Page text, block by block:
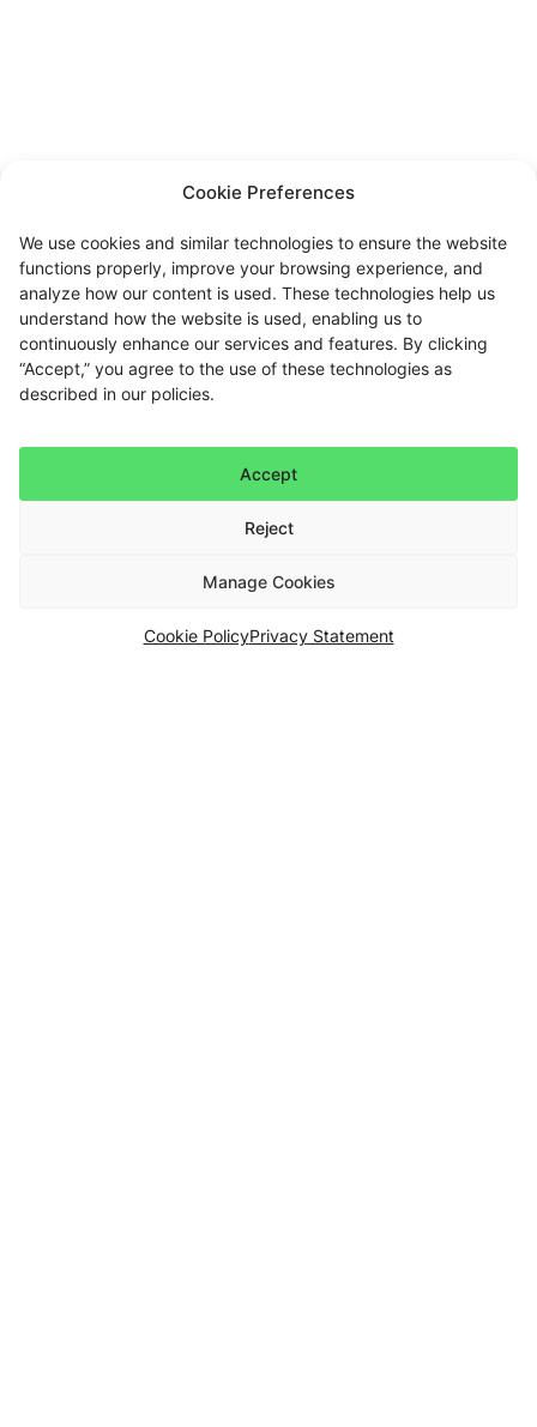
Cookie Preferences
We use cookies and similar technologies to ensure the website
functions properly, improve your browsing experience, and
analyze how our content is used. These technologies help us
understand how the website is used, enabling us to
continuously enhance our services and features. By clicking
“Accept,” you agree to the use of these technologies as
described in our policies.
Accept
Reject
Manage Cookies
Cookie PolicyPrivacy Statement